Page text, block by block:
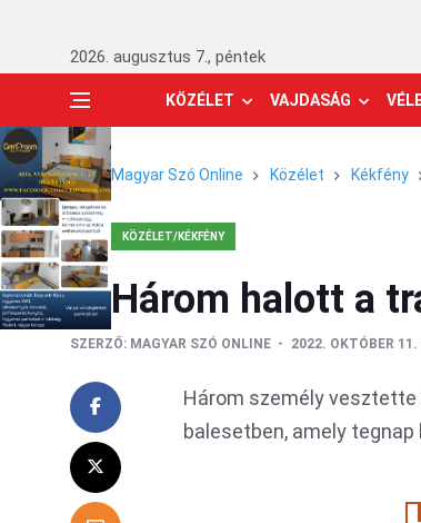
2026. augusztus 7., péntek
KÖZÉLET VAJDASÁG
Magyar Szó Online Közélet Kékfény
KÖZÉLET/KÉKFÉNY
Három halott a
SZERZŐ: MAGYAR SZÓ ONLINE 2022. OKTÓBER 11.
Három személy vesztette
balesetben, amely